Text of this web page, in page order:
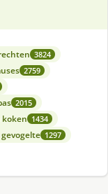
3824
2759
2015
koken 1434
gevogelte 1297